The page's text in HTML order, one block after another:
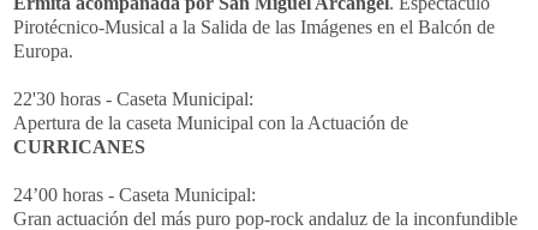
Pirotécnico-Musical a la Salida de las Imágenes en el Balcón de
Europa.
22'30 horas - Caseta Municipal:
Apertura de la caseta Municipal con la Actuación de
CURRICANES
24’00 horas - Caseta Municipal:
Gran actuación del más puro pop-rock andaluz de la inconfundible